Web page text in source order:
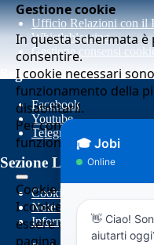
Gestione cookie
In questa schermata
consentire.
I cookie necessari
funzionamento della
disabilitarli.
Per conoscere quali
funzionamento potete
Cookie necessari per
I cookie necessari per
essere disabilitati. È
pagina della cookie
Ufficio Relazioni con il
Whistleblowing
Gestione consensi
Seguici su
Facebook
Youtube
Telegram
Sezione Link Utili
Cookie policy
Note legali
Informativa Privacy